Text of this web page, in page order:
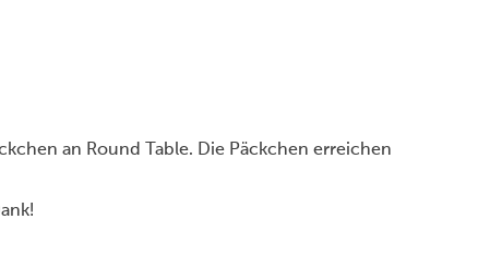
an Round Table. Die Päckchen erreichen